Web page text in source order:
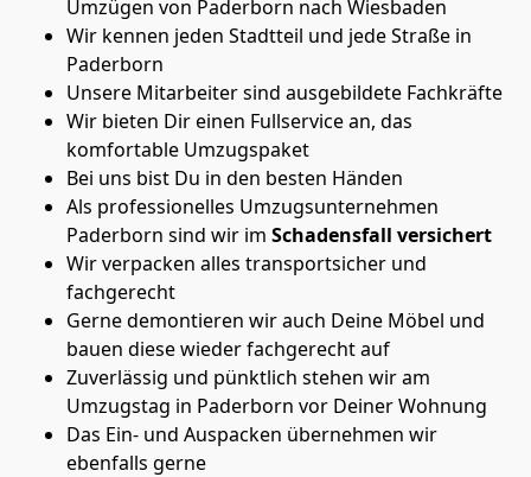
Umzügen von Paderborn nach Wiesbaden
Wir kennen jeden Stadtteil und jede Straße in
Paderborn
Unsere Mitarbeiter sind ausgebildete Fachkräfte
Wir bieten Dir einen Fullservice an, das
komfortable Umzugspaket
Bei uns bist Du in den besten Händen
Als professionelles Umzugsunternehmen
Paderborn sind wir im Schadensfall versichert
Wir verpacken alles transportsicher und
fachgerecht
Gerne demontieren wir auch Deine Möbel und
bauen diese wieder fachgerecht auf
Zuverlässig und pünktlich stehen wir am
Umzugstag in Paderborn vor Deiner Wohnung
Das Ein- und Auspacken übernehmen wir
ebenfalls gerne